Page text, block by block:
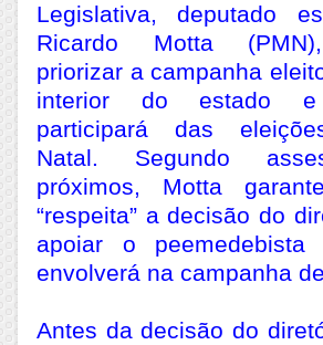
Legislativa, deputado
Ricardo Motta
priorizar a campanha
interior do estado
participará das
Natal. Segundo
próximos, Motta
“respeita” a decisão do
apoiar o
envolverá na campanha
Antes da decisão do